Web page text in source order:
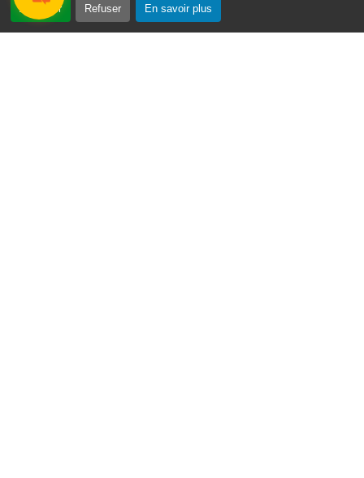
Accepter Refuser En savoir plus
Envoyer un email
Contacter la P.R.A.D.A